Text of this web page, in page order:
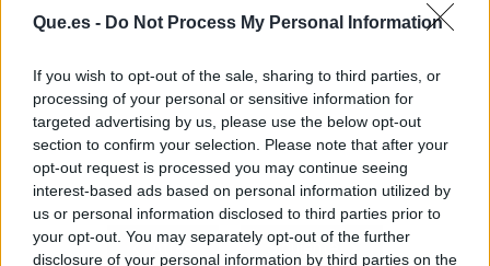
Que.es - Do Not Process My Personal Information
If you wish to opt-out of the sale, sharing to third parties, or
processing of your personal or sensitive information for
targeted advertising by us, please use the below opt-out
section to confirm your selection. Please note that after your
opt-out request is processed you may continue seeing
interest-based ads based on personal information utilized by
us or personal information disclosed to third parties prior to
your opt-out. You may separately opt-out of the further
disclosure of your personal information by third parties on the
Atrás Siguiente